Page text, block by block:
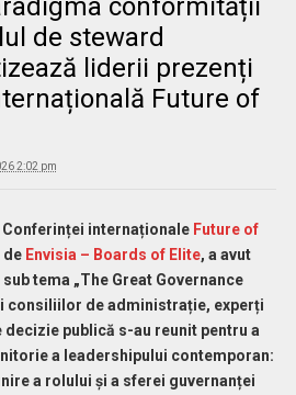
de steward
liderii prezenți
Future of
2:02 pm
Conferinței internaționale Future of
de Envisia – Boards of Elite, a avut
tema „The Great Governance
consiliilor de administrație, experți
publică s-au reunit pentru a
a leadershipului contemporan:
a rolului și a sferei guvernanței